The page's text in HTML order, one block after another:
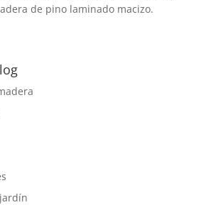
de pino laminado macizo.